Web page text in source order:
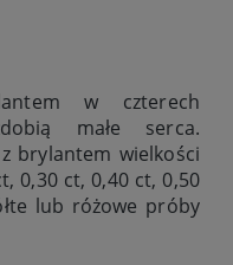
w czterech
małe serca.
brylantem wielkości
0,30 ct, 0,40 ct, 0,50
lub różowe próby